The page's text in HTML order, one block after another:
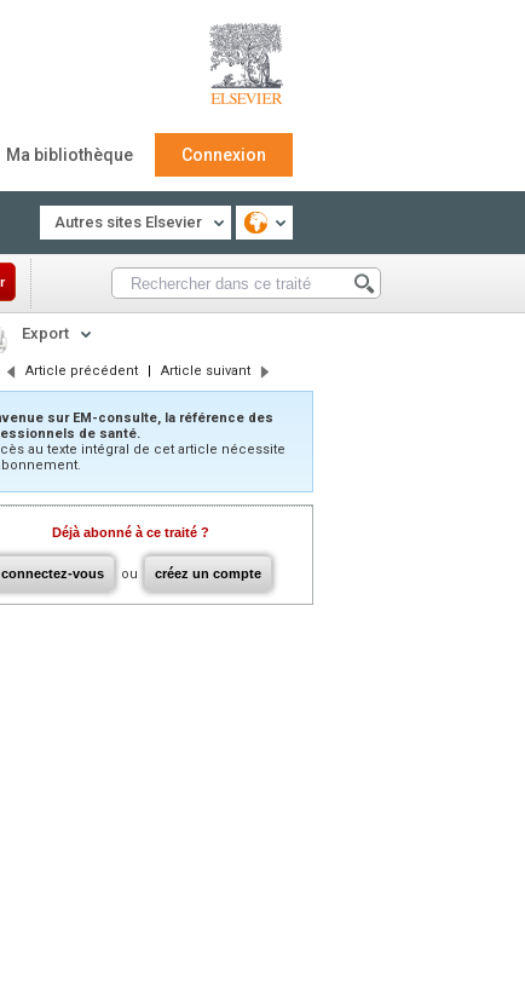
Ma bibliothèque Connexion
Autres sites Elsevier
Export
Article précédent | Article suivant
sur EM-consulte, la référence des
de santé.
au texte intégral de cet article nécessite
Déjà abonné à ce traité ?
connectez-vous ou créez un compte